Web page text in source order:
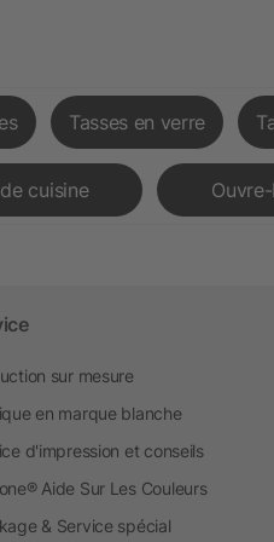
Tasses en verre
cuisine
sur mesure
en marque blanche
d'impression et conseils
Aide Sur Les Couleurs
& Service spécial